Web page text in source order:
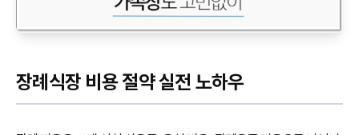
장례식장 비용 절약 실전 노하우